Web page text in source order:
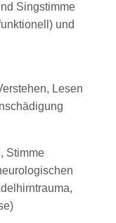
Singstimme
und
Lesen
Stimme